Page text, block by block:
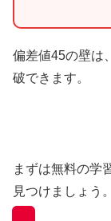
偏差値45の壁は
破できます。
まずは無料の学
見つけましょう。